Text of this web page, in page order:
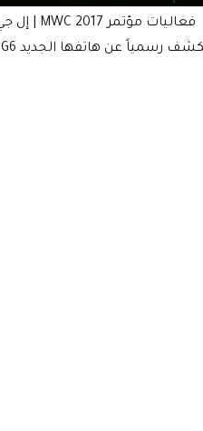
إستمع للبث المباشر للقرآن الكريم
خلال تطبيق نبض الكمبيوتر